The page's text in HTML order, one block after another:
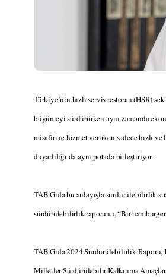
Türkiye’nin hızlı servis restoran (HSR)
büyümeyi sürdürürken aynı zamanda
misafirine hizmet verirken sadece hızlı
duyarlılığı da aynı potada birleştiriyor.
TAB Gıda bu anlayışla sürdürülebilirlik
sürdürülebilirlik raporunu, “Bir
TAB Gıda 2024 Sürdürülebilirlik Raporu,
Milletler Sürdürülebilir Kalkınma